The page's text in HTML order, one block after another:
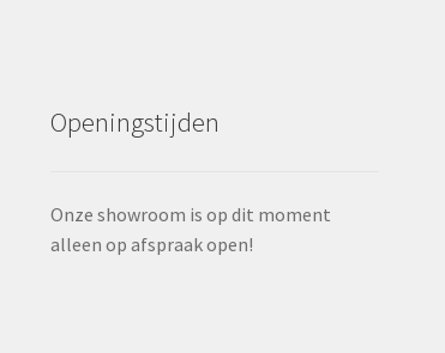
Openingstijden
Onze showroom is op dit moment
alleen op afspraak open!